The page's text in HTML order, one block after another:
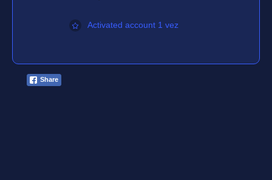
Activated account 1 vez
Share